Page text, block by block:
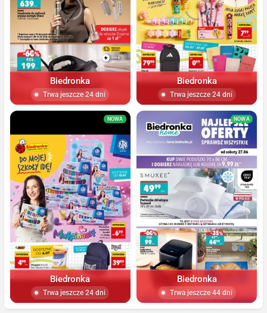
Biedronka
Trwa jeszcze 24 dni
Biedronka
Trwa jeszcze 24 dni
NOWA
Biedronka
Trwa jeszcze 24 dni
NOWA
Biedronka
Trwa jeszcze 44 dni